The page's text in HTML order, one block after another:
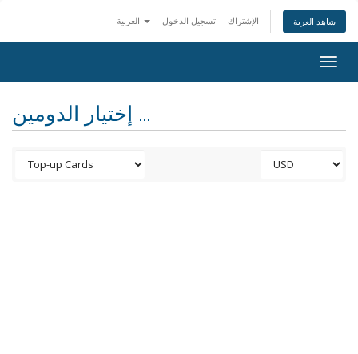
تسجيل الدخول الإشتراك شاهد العربة
إختيار الدومين ...